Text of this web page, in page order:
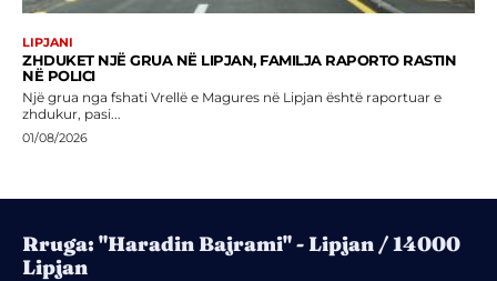
LIPJANI
ZHDUKET NJË GRUA NË LIPJAN, FAMILJA RAPORTO RASTIN
NË POLICI
Një grua nga fshati Vrellë e Magures në Lipjan është raportuar e
zhdukur, pasi...
01/08/2026
Rruga: "Haradin Bajrami" - Lipjan / 14000
Lipjan